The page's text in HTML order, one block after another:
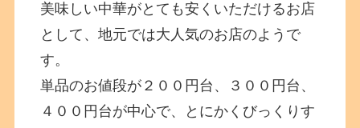
美味しい中華がとても安くいただけるお店
として、地元では大人気のお店のようで
す。
単品のお値段が２００円台、３００円台、
４００円台が中心で、とにかくびっくりす